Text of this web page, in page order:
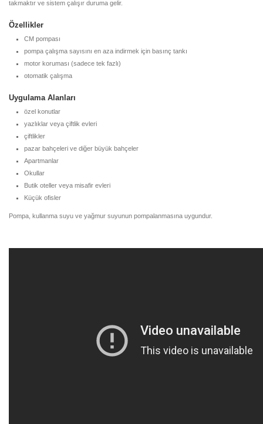
takmaktır ve sistem çalışır duruma gelir.
Özellikler
CM pompası
pompa çalışma sayısını en aza indirmek için basınç tankı
motor koruması (sadece tek fazlı)
otomatik çalışma
Uygulama Alanları
özel konutlar
yazlıklar veya çiftlik evleri
çiftlikler
pazar bahçeleri ve diğer büyük bahçeler
Apartmanlar
Okullar
Butik oteller veya misafir evleri
Küçük ofisler
Pompa, kullanma suyu ve yağmur suyunun pompalanmasına uygundur.